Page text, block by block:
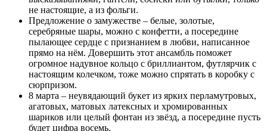
не настоящие, а из фольги.
Предложение о замужестве – белые, золотые,
серебряные шары, можно с конфетти, а посередине
пылающее сердце с признанием в любви, написанное
прямо на нём. Довершить этот ансамбль поможет
огромное надувное кольцо с бриллиантом, футлярчик с
настоящим колечком, тоже можно спрятать в коробку с
сюрпризом.
8 марта – неувядающий букет из ярких перламутровых,
агатовых, матовых латексных и хромированных
шариков или целый фонтан из звёзд, а посередине пусть
будет цифра восемь.